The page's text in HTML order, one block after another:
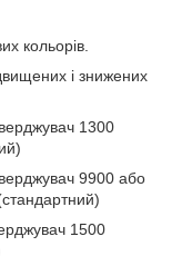
кольорів.
і знижених
1300
9900 або
1500